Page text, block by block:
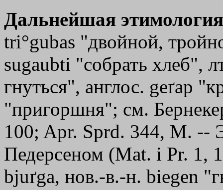
Дальнейшая
tri°gubas "двойной,
sugaubti "собрать хлеб",
гнуться", англос. geґap
"пригоршня"; см.
100; Apr. Sprd. 344, М. --
Педерсеном (Mat. i Pr. 1,
bjuґga, нов.-в.-н. biegen